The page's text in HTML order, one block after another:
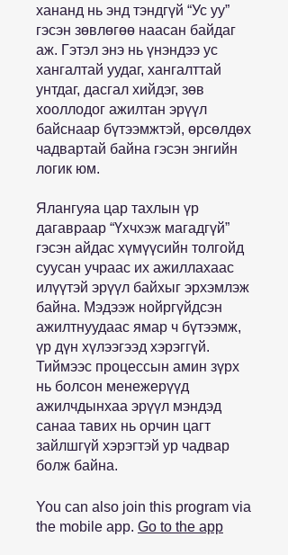
хананд нь энд тэндгүй “Ус уу”
гэсэн зөвлөгөө наасан байдаг
аж. Гэтэл энэ нь үнэндээ ус
хангалтай уудаг, хангалттай
унтдаг, дасгал хийдэг, зөв
хооллодог ажилтан эрүүл
байснаар бүтээмжтэй, өрсөлдөх
чадвартай байна гэсэн энгийн
логик юм.
Ялангуяа цар тахлын үр
дагавраар “Үхчхэж магадгүй”
гэсэн айдас хүмүүсийн толгойд
суусан учраас их ажиллахаас
илүүтэй эрүүл байхыг эрхэмлэж
байна. Мэдээж нойргүйдсэн
ажилтнуудаас ямар ч бүтээмж,
үр дүн хүлээгээд хэрэггүй.
Тиймээс процессын амин зүрх
нь болсон менежерүүд
ажилчдынхаа эрүүл мэндэд
санаа тавих нь орчин цагт
зайлшгүй хэрэгтэй ур чадвар
болж байна.
You can also join this program via
the mobile app. Go to the app